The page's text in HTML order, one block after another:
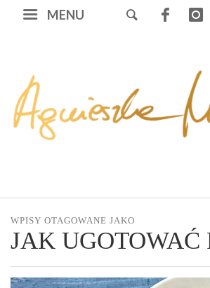
MENU
WPISY OTAGOWANE JAKO
JAK UGOTOWAĆ